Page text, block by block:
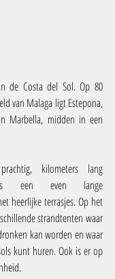
de Costa del Sol. Op 80
van Malaga ligt Estepona,
Marbella, midden in een
kilometers lang
een even lange
heerlijke terrasjes. Op het
strandtenten waar
kan worden en waar
kunt huren. Ook is er op